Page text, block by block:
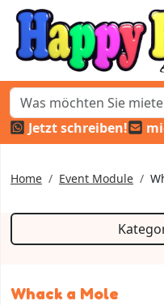
Jetzt schreiben!
Home Event Module
Whack a Mole